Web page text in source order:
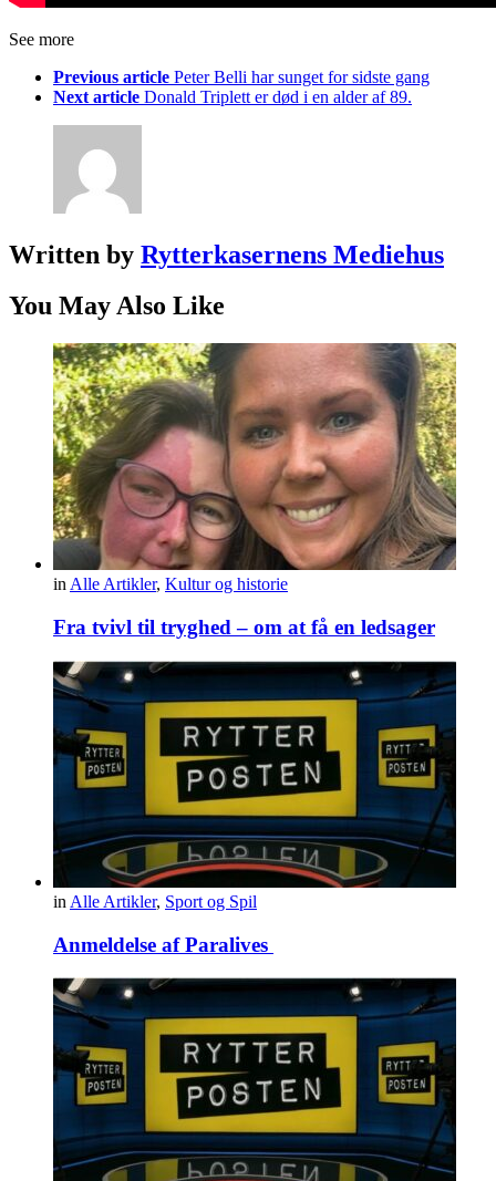
See more
Previous article Peter Belli har sunget for sidste gang
Next article Donald Triplett er død i en alder af 89.
Written by Rytterkasernens Mediehus
You May Also Like
in Alle Artikler, Kultur og historie
Fra tvivl til tryghed – om at få en ledsager
in Alle Artikler, Sport og Spil
Anmeldelse af Paralives